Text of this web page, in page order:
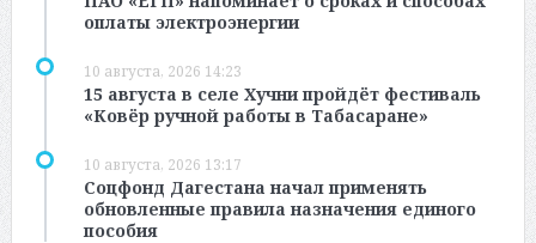
оплаты электроэнергии
10 августа, 2026 14:23
15 августа в селе Хучни пройдёт фестиваль
«Ковёр ручной работы в Табасаране»
10 августа, 2026 13:17
Соцфонд Дагестана начал применять
обновленные правила назначения единого
пособия